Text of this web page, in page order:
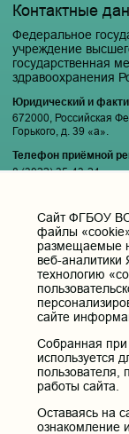
Контактные
Федеральное
учреждение
государственная
здравоохранения
Юридический и
672000, Российская
Горького, д. 39 «а».
Телефон приёмной
8 (3022) 35-43-24
pochta@chitgma.ru
Официальная группа
https://vk.com/
Официальный канал
https://t.me/chgma75
Официальный канал
Вход
Cайт ФГБОУ
файлы
размещаемые
веб-
технологию
сайте
Собранная
используется
пользователя,
работы сайта.
Оставаясь на
ознакомление